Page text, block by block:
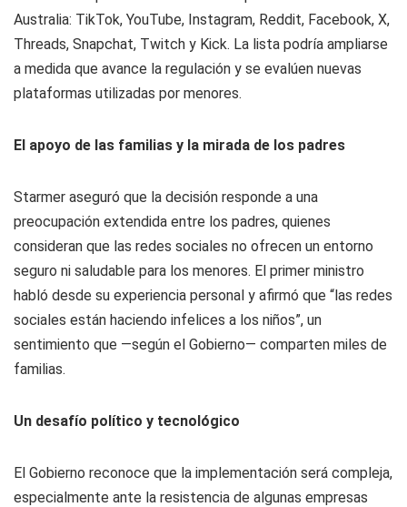
Australia: TikTok, YouTube, Instagram, Reddit, Facebook, X,
Threads, Snapchat, Twitch y Kick. La lista podría ampliarse
a medida que avance la regulación y se evalúen nuevas
plataformas utilizadas por menores.
El apoyo de las familias y la mirada de los padres
Starmer aseguró que la decisión responde a una
preocupación extendida entre los padres, quienes
consideran que las redes sociales no ofrecen un entorno
seguro ni saludable para los menores. El primer ministro
habló desde su experiencia personal y afirmó que “las redes
sociales están haciendo infelices a los niños”, un
sentimiento que —según el Gobierno— comparten miles de
familias.
Un desafío político y tecnológico
El Gobierno reconoce que la implementación será compleja,
especialmente ante la resistencia de algunas empresas